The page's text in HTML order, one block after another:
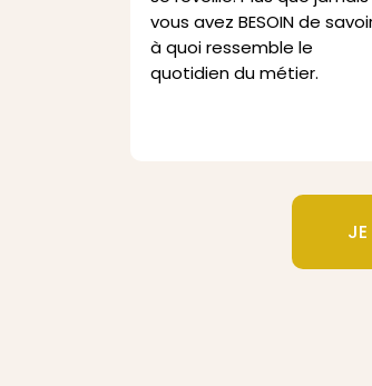
vous avez BESOIN de
à quoi ressemble le
quotidien du métier.